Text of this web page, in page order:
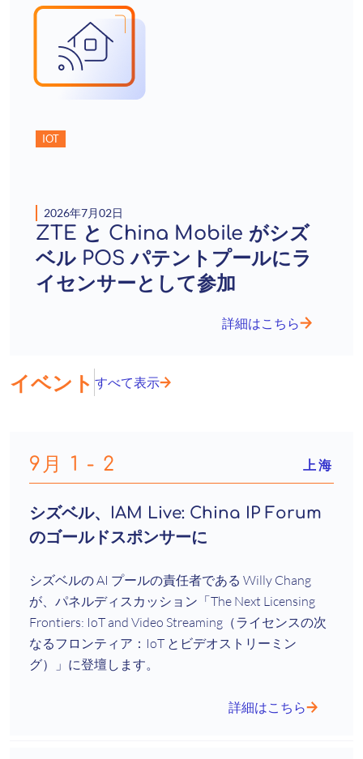
IOT
2026年7月02日
ZTE と China Mobile がシズ
ベル POS パテントプールにラ
イセンサーとして参加
詳細はこちら
イベント すべて表示
9月 1 - 2 上海
シズベル、IAM Live: China IP Forum
のゴールドスポンサーに
シズベルの AI プールの責任者である Willy Chang
が、パネルディスカッション「The Next Licensing
Frontiers: IoT and Video Streaming（ライセンスの次
なるフロンティア：IoT とビデオストリーミン
グ）」に登壇します。
詳細はこちら